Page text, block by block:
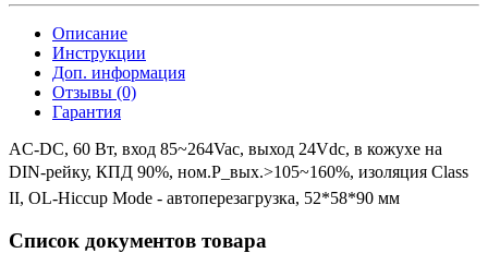
Описание
Инструкции
Доп. информация
Отзывы (0)
Гарантия
AC-DC, 60 Вт, вход 85~264Vac, выход 24Vdc, в кожухе на
DIN-рейку, КПД 90%, ном.Р_вых.>105~160%, изоляция Class
II, OL-Hiccup Mode - автоперезагрузка, 52*58*90 мм
Список документов товара